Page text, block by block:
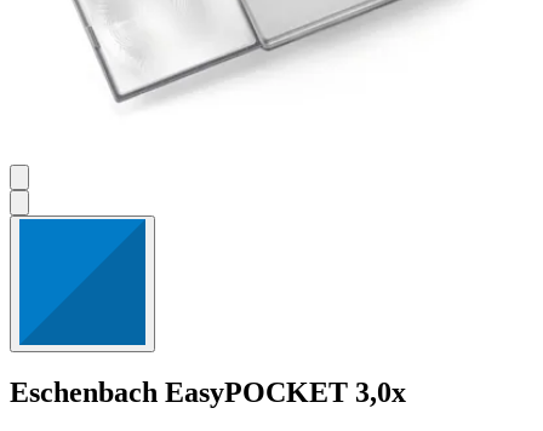
Eschenbach EasyPOCKET 3,0x